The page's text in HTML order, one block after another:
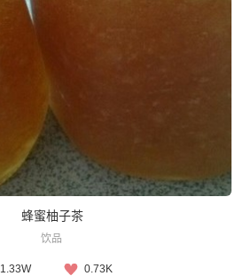
蜂蜜柚子茶
饮品
1.33W 0.73K